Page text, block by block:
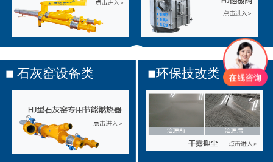
石灰窑设备类 环保技改类